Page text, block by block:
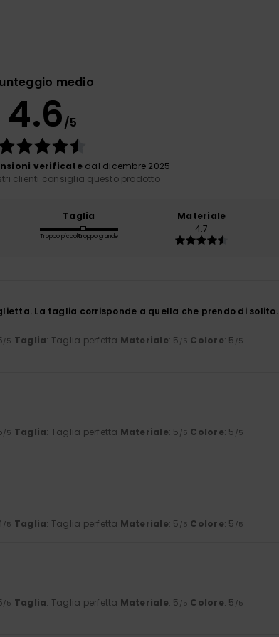
medio
4.6/5
verificatedal dicembre 2025
clienti consiglia questo prodotto
Taglia
Troppo piccoloTroppo grande
Materiale
4.7
La taglia corrisponde a quella che prendo di solito.
/5 Taglia: Taglia perfetta Materiale: 5 /5 Colore: 5 /5
/5 Taglia: Taglia perfetta Materiale: 5 /5 Colore: 5 /5
/5 Taglia: Taglia perfetta Materiale: 5 /5 Colore: 5 /5
/5 Taglia: Taglia perfetta Materiale: 5 /5 Colore: 5 /5